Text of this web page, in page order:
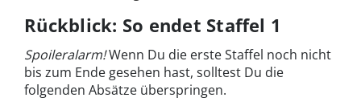
Rückblick: So endet Staffel 1
Spoileralarm!Wenn Du die erste Staffel noch nicht
bis zum Ende gesehen hast, solltest Du die
folgenden Absätze überspringen.